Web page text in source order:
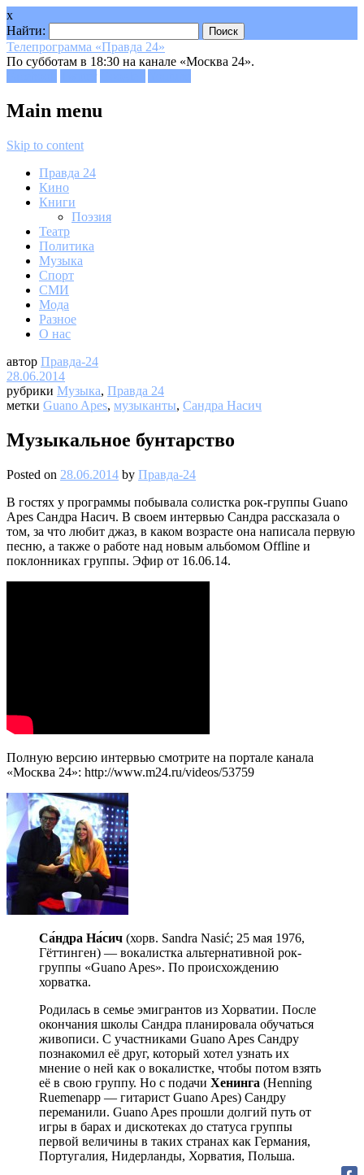
x
Найти:
Телепрограмма «Правда 24»
По субботам в 18:30 на канале «Москва 24».
Main menu
Skip to content
Правда 24
Кино
Книги
Поэзия
Театр
Политика
Музыка
Спорт
СМИ
Мода
Разное
О нас
автор Правда-24
28.06.2014
рубрики Музыка, Правда 24
метки Guano Apes, музыканты, Сандра Насич
Музыкальное бунтарство
Posted on 28.06.2014 by Правда-24
В гостях у программы побывала солистка рок-группы Guano
Apes Сандра Насич. В своем интервью Сандра рассказала о
том, за что любит джаз, в каком возрасте она написала первую
песню, а также о работе над новым альбомом Offline и
поклонниках группы. Эфир от 16.06.14.
Полную версию интервью смотрите на портале канала
«Москва 24»: http://www.m24.ru/videos/53759
Са́ндра На́сич (хорв. Sandra Nasić; 25 мая 1976,
Гёттинген) — вокалистка альтернативной рок-
группы «Guano Apes». По происхождению
хорватка.
Родилась в семье эмигрантов из Хорватии. После
окончания школы Сандра планировала обучаться
живописи. С участниками Guano Apes Сандру
познакомил её друг, который хотел узнать их
мнение о ней как о вокалистке, чтобы потом взять
её в свою группу. Но с подачи Хенинга (Henning
Ruemenapp — гитарист Guano Apes) Сандру
переманили. Guano Apes прошли долгий путь от
игры в барах и дискотеках до статуса группы
первой величины в таких странах как Германия,
Португалия, Нидерланды, Хорватия, Польша.